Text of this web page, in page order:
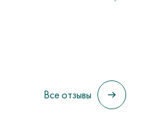
Все отзывы